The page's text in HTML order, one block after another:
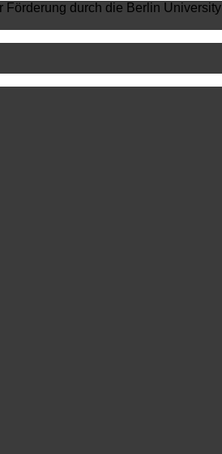
Förderung durch die Berlin University